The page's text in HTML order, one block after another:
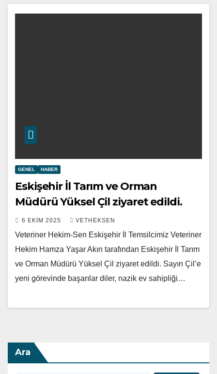
GENEL HABER
Eskişehir İl Tarım ve Orman
Müdürü Yüksel Çil ziyaret edildi.
6 EKIM 2025 VETHEKSEN
Veteriner Hekim-Sen Eskişehir İl Temsilcimiz Veteriner
Hekim Hamza Yaşar Akın tarafından Eskişehir İl Tarım
ve Orman Müdürü Yüksel Çil ziyaret edildi. Sayın Çil’e
yeni görevinde başarılar diler, nazik ev sahipliği…
Ara